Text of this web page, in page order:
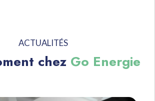
ACTUALITÉS
chez Go Energie